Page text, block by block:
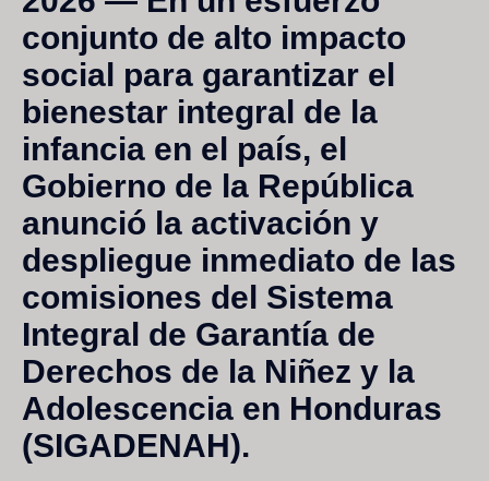
conjunto de alto impacto
social para garantizar el
bienestar integral de la
infancia en el país, el
Gobierno de la República
anunció la activación y
despliegue inmediato de las
comisiones del Sistema
Integral de Garantía de
Derechos de la Niñez y la
Adolescencia en Honduras
(SIGADENAH).